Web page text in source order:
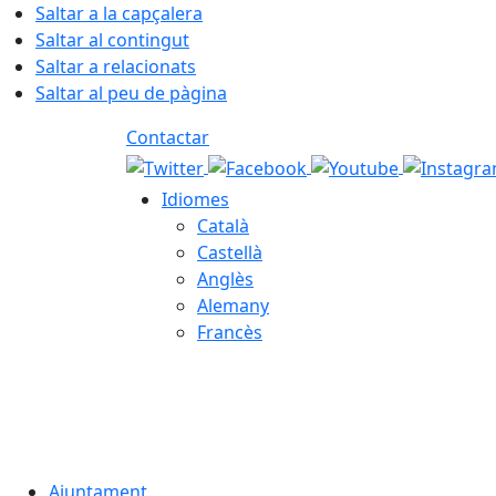
Saltar a la capçalera
Saltar al contingut
Saltar a relacionats
Saltar al peu de pàgina
Contactar
Idiomes
Català
Castellà
Anglès
Alemany
Francès